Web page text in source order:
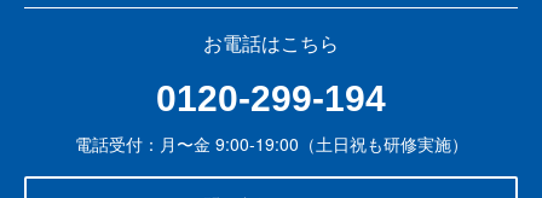
お電話はこちら
0120-299-194
電話受付：月〜金 9:00-19:00（土日祝も研修実施）